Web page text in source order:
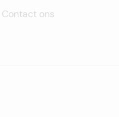
Contact ons